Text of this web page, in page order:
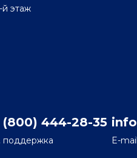
й этаж
(800) 444-28-35
поддержка E-